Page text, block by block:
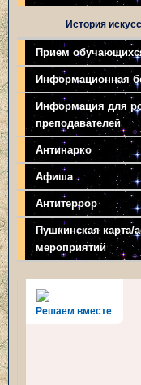
История
Прием
Информационная
Информация для
преподавателей
Антинарко
Афиша
Антитеррор
Пушкинская карта/
мероприятий
Решаем вместе